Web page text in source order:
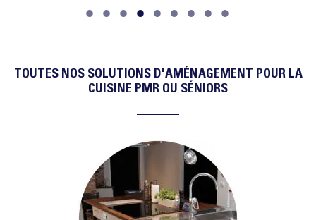
TOUTES NOS SOLUTIONS D'AMÉNAGEMENT POUR LA
CUISINE PMR OU SÉNIORS